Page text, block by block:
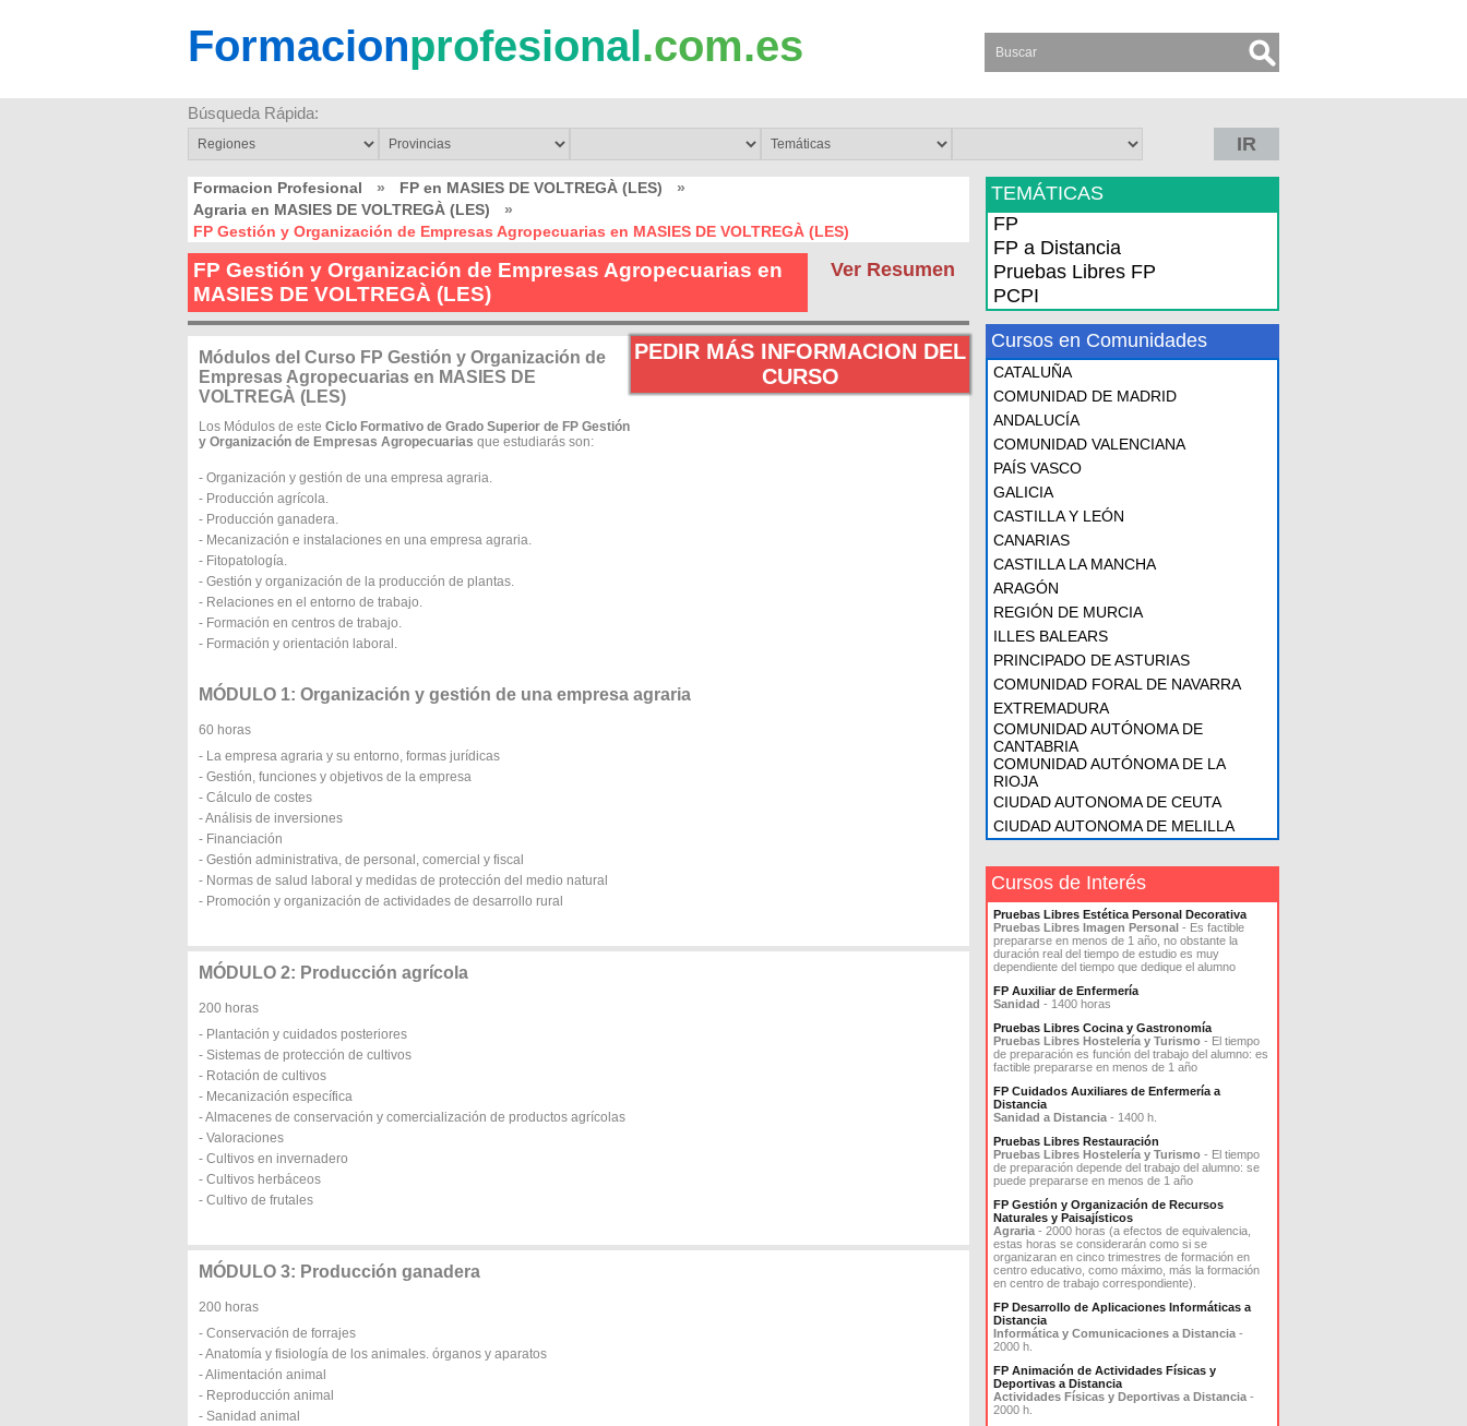
Formacionprofesional.com.es
Búsqueda Rápida:
IR
Formacion Profesional » FP en MASIES DE VOLTREGÀ (LES)
»
Agraria en MASIES DE VOLTREGÀ (LES)
»
FP Gestión y Organización de Empresas Agropecuarias en MASIES DE VOLTREGÀ (LES)
Ver Resumen
FP Gestión y Organización de Empresas Agropecuarias en
MASIES DE VOLTREGÀ (LES)
PEDIR MÁS INFORMACION DEL
CURSO
Módulos del Curso FP Gestión y Organización de
Empresas Agropecuarias en MASIES DE
VOLTREGÀ (LES)
Los Módulos de este Ciclo Formativo de Grado Superior de FP Gestión
y Organización de Empresas Agropecuarias que estudiarás son:
- Organización y gestión de una empresa agraria.
- Producción agrícola.
- Producción ganadera.
- Mecanización e instalaciones en una empresa agraria.
- Fitopatología.
- Gestión y organización de la producción de plantas.
- Relaciones en el entorno de trabajo.
- Formación en centros de trabajo.
- Formación y orientación laboral.
MÓDULO 1: Organización y gestión de una empresa agraria
60 horas
- La empresa agraria y su entorno, formas jurídicas
- Gestión, funciones y objetivos de la empresa
- Cálculo de costes
- Análisis de inversiones
- Financiación
- Gestión administrativa, de personal, comercial y fiscal
- Normas de salud laboral y medidas de protección del medio natural
- Promoción y organización de actividades de desarrollo rural
MÓDULO 2: Producción agrícola
200 horas
- Plantación y cuidados posteriores
- Sistemas de protección de cultivos
- Rotación de cultivos
- Mecanización específica
- Almacenes de conservación y comercialización de productos agrícolas
- Valoraciones
- Cultivos en invernadero
- Cultivos herbáceos
- Cultivo de frutales
MÓDULO 3: Producción ganadera
200 horas
- Conservación de forrajes
- Anatomía y fisiología de los animales. órganos y aparatos
- Alimentación animal
- Reproducción animal
- Sanidad animal
TEMÁTICAS
FP
FP a Distancia
Pruebas Libres FP
PCPI
Cursos en Comunidades
CATALUÑA
COMUNIDAD DE MADRID
ANDALUCÍA
COMUNIDAD VALENCIANA
PAÍS VASCO
GALICIA
CASTILLA Y LEÓN
CANARIAS
CASTILLA LA MANCHA
ARAGÓN
REGIÓN DE MURCIA
ILLES BALEARS
PRINCIPADO DE ASTURIAS
COMUNIDAD FORAL DE NAVARRA
EXTREMADURA
COMUNIDAD AUTÓNOMA DE
CANTABRIA
COMUNIDAD AUTÓNOMA DE LA
RIOJA
CIUDAD AUTONOMA DE CEUTA
CIUDAD AUTONOMA DE MELILLA
Cursos de Interés
Pruebas Libres Estética Personal Decorativa
Pruebas Libres Imagen Personal - Es factible
prepararse en menos de 1 año, no obstante la
duración real del tiempo de estudio es muy
dependiente del tiempo que dedique el alumno
FP Auxiliar de Enfermería
Sanidad - 1400 horas
Pruebas Libres Cocina y Gastronomía
Pruebas Libres Hostelería y Turismo - El tiempo
de preparación es función del trabajo del alumno: es
factible prepararse en menos de 1 año
FP Cuidados Auxiliares de Enfermería a
Distancia
Sanidad a Distancia - 1400 h.
Pruebas Libres Restauración
Pruebas Libres Hostelería y Turismo - El tiempo
de preparación depende del trabajo del alumno: se
puede prepararse en menos de 1 año
FP Gestión y Organización de Recursos
Naturales y Paisajísticos
Agraria - 2000 horas (a efectos de equivalencia,
estas horas se considerarán como si se
organizaran en cinco trimestres de formación en
centro educativo, como máximo, más la formación
en centro de trabajo correspondiente).
FP Desarrollo de Aplicaciones Informáticas a
Distancia
Informática y Comunicaciones a Distancia -
2000 h.
FP Animación de Actividades Físicas y
Deportivas a Distancia
Actividades Físicas y Deportivas a Distancia -
2000 h.